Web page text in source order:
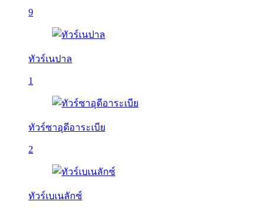
9
ทัวร์เนปาล
1
ทัวร์ซาอุดีอาระเบีย
2
ทัวร์เบเนลักซ์